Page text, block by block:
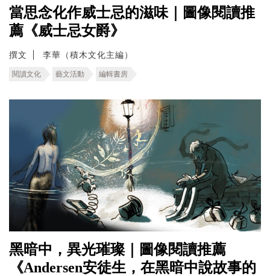
當思念化作威士忌的滋味｜圖像閱讀推
薦《威士忌女爵》
撰文 李華（積木文化主編）
閱讀文化 藝文活動 編輯書房
黑暗中，異光璀璨｜圖像閱讀推薦
《Andersen安徒生，在黑暗中說故事的